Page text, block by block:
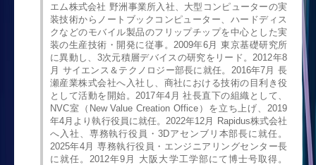
エム株式会社 野洲事業所入社、大型コンピューターの実
装技術からノートブックコンピューター、ハードディス
クなどのモバイル製品のフリップチップを中心とした実
装の生産技術・開発に従事。2009年6月 東京基礎研究所
に異動し、3次元積層デバイスの研究をリード。2012年8
月 サイエンス＆テクノロジー部長に就任。2016年7月 長
瀬産業株式会社へ入社し、商社における技術の目利き役
として活動を開始。2017年4月 社長直下の組織として、
NVC室（New Value Creation Office）を立ち上げ、2019
年4月より執行役員に就任。2022年12月 Rapidus株式会社
へ入社、専務執行役員・3Dアセンブリ本部長に就任。
2025年4月 専務執行役員・エンジニアリングセンター長
に就任。2012年9月 大阪大学工学部にて博士号取得。